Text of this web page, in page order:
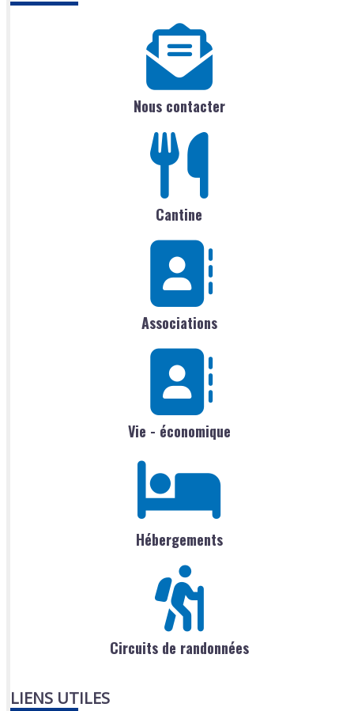
Nous contacter
Cantine
Associations
Vie - économique
Hébergements
Circuits de randonnées
LIENS UTILES